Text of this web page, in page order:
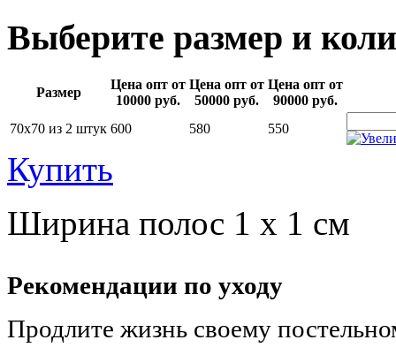
Выберите размер и
Размер
Цена опт от
10000 руб.
Цена опт от
50000 руб.
Цена опт от
90000 руб.
70х70 из 2 штук 600 580 550
Купить
Ширина полос 1 х 1 см
Рекомендации по уходу
Продлите жизнь своему